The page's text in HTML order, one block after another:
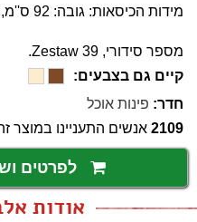
מידות הכיסאות: גובה: 92 ס''מ, אורך: 40 ס''מ, רוחב: 43 ס''מ.
מספר סידורי, Zestaw 39.
קיים גם בצבעים:
חדר: פינות אוכל
2109 אנשים התעניינו במוצר
לפרטים
אודות